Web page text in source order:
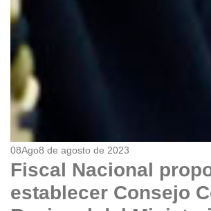
08Ago8 de agosto de 2023
Fiscal Nacional
establecer Consejo